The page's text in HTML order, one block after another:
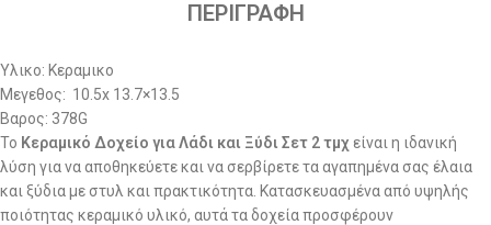
ΠΕΡΙΓΡΑΦΉ
Υλικο: Κεραμικο
Μεγεθος: 10.5x 13.7×13.5
Βαρος: 378G
Το Κεραμικό Δοχείο για Λάδι και Ξύδι Σετ 2 τμχ είναι η ιδανική
λύση για να αποθηκεύετε και να σερβίρετε τα αγαπημένα σας έλαια
και ξύδια με στυλ και πρακτικότητα. Κατασκευασμένα από υψηλής
ποιότητας κεραμικό υλικό, αυτά τα δοχεία προσφέρουν